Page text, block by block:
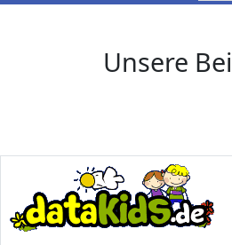
Unsere